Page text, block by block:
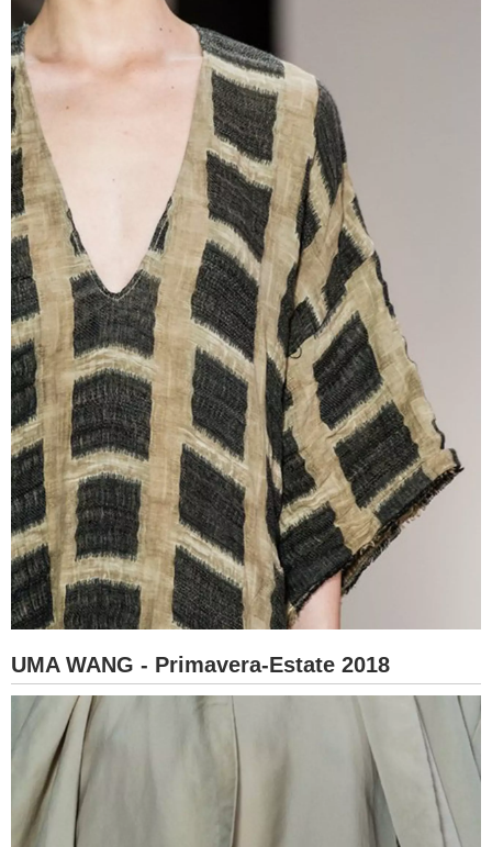
UMA WANG - Primavera-Estate 2018